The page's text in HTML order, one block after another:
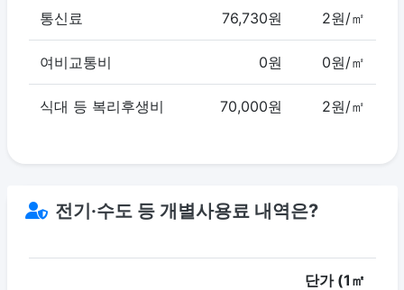
통신료 76,730원 2원/㎡
여비교통비 0원 0원/㎡
식대 등 복리후생비 70,000원 2원/㎡
전기·수도 등 개별사용료 내역은?
단가 (1㎡